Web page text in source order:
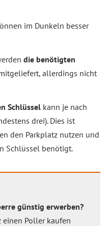
im Dunkeln besser
die benötigten
allerdings nicht
Schlüssel kann je nach
drei). Dies ist
den Parkplatz nutzen und
Schlüssel benötigt.
günstig erwerben?
einen Poller kaufen